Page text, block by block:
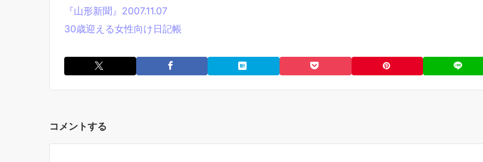
『山形新聞』2007.11.07
30歳迎える女性向け日記帳
コメントする